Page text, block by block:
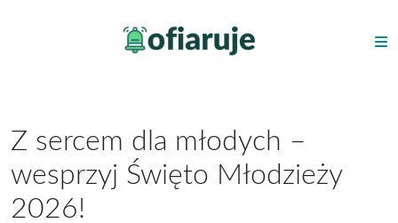
Z sercem dla młodych –
wesprzyj Święto Młodzieży
2026!